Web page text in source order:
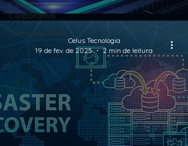
E-mail
Corporativo
Telefonia/PABX
Celus Tecnologia
19 de fev. de 2025
2 min de leitura